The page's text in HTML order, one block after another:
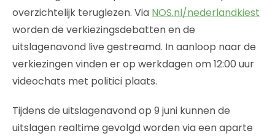
overzichtelijk teruglezen. Via NOS.nl/nederlandkiest
worden de verkiezingsdebatten en de
uitslagenavond live gestreamd. In aanloop naar de
verkiezingen vinden er op werkdagen om 12:00 uur
videochats met politici plaats.
Tijdens de uitslagenavond op 9 juni kunnen de
uitslagen realtime gevolgd worden via een aparte